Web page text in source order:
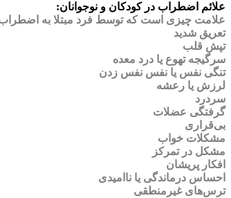
علائم اضطراب در کودکان و نوجوانان:
علامت چیزی است که توسط فرد مبتلا به
تعریق شدید
تپش قلب
سرگیجه تهوع یا درد معده
تنگی نفس یا نفس نفس زدن
لرزش یا رعشه
سردرد
گرفتگی عضلات
بی‌قراری
مشکلات خواب
مشکل در تمرکز
افکار پریشان
احساس درماندگی یا ناامیدی
ترس‌های غیرمنطقی